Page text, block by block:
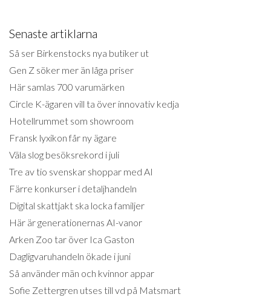
Senaste artiklarna
Så ser Birkenstocks nya butiker ut
Gen Z söker mer än låga priser
Här samlas 700 varumärken
Circle K-ägaren vill ta över innovativ kedja
Hotellrummet som showroom
Fransk lyxikon får ny ägare
Väla slog besöksrekord i juli
Tre av tio svenskar shoppar med AI
Färre konkurser i detaljhandeln
Digital skattjakt ska locka familjer
Här är generationernas AI-vanor
Arken Zoo tar över Ica Gaston
Dagligvaruhandeln ökade i juni
Så använder män och kvinnor appar
Sofie Zettergren utses till vd på Matsmart